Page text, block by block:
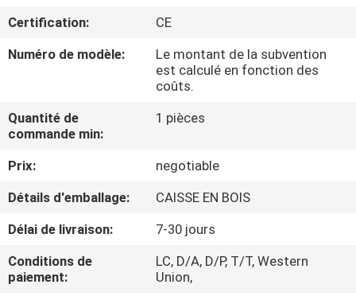
DE
NOUS
VISITE
D'USINE
CONTACTEZ-
NOUS
NOUVELLES
Certification:
CE
Numéro de modèle:
Le montant de la subvention
est calculé en fonction des
coûts.
Quantité de
commande min:
1 pièces
Prix:
negotiable
Détails d'emballage:
CAISSE EN BOIS
Délai de livraison:
7-30 jours
Conditions de
paiement:
LC, D/A, D/P, T/T, Western
Union,